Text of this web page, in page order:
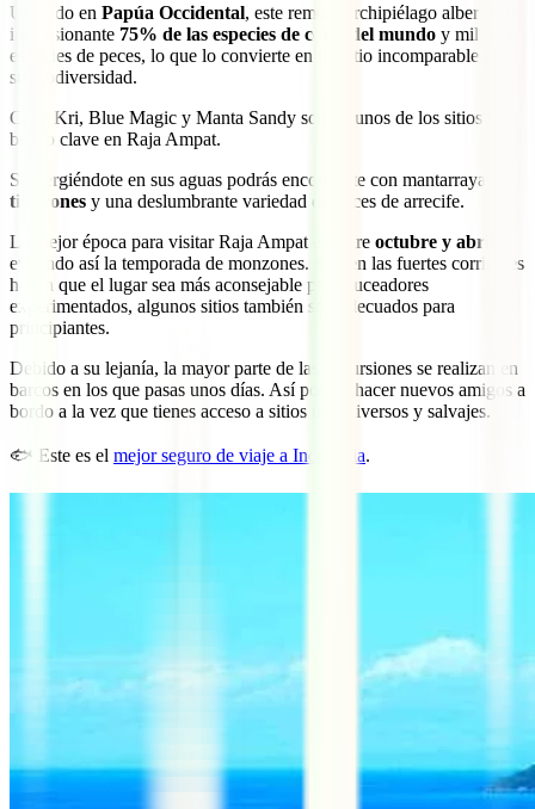
Ubicado en Papúa Occidental, este remoto archipiélago alberga un
impresionante 75% de las especies de coral del mundo y miles de
especies de peces, lo que lo convierte en un sitio incomparable por
su biodiversidad.
Cape Kri, Blue Magic y Manta Sandy son algunos de los sitios de
buceo clave en Raja Ampat.
Sumergiéndote en sus aguas podrás encontrarte con mantarrayas,
tiburones y una deslumbrante variedad de peces de arrecife.
La mejor época para visitar Raja Ampat es entre octubre y abril
evitando así la temporada de monzones. Si bien las fuertes corrientes
hacen que el lugar sea más aconsejable para buceadores
experimentados, algunos sitios también son adecuados para
principiantes.
Debido a su lejanía, la mayor parte de las excursiones se realizan en
barcos en los que pasas unos días. Así podrás hacer nuevos amigos a
bordo a la vez que tienes acceso a sitios más diversos y salvajes.
🐟 Este es el mejor seguro de viaje a Indonesia.